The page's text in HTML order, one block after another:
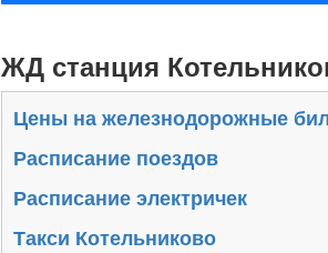
ЖД станция
Цены на железнодорожные
Расписание поездов
Расписание электричек
Такси Котельниково